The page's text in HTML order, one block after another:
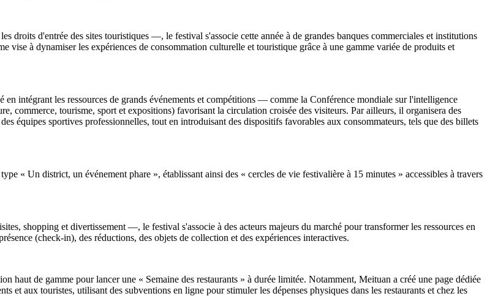
droits d'entrée des sites touristiques —, le festival s'associe cette année à de grandes banques commerciales et institutions
à dynamiser les expériences de consommation culturelle et touristique grâce à une gamme variée de produits et
intégrant les ressources de grands événements et compétitions — comme la Conférence mondiale sur l'intelligence
tourisme, sport et expositions) favorisant la circulation croisée des visiteurs. Par ailleurs, il organisera des
équipes sportives professionnelles, tout en introduisant des dispositifs favorables aux consommateurs, tels que des billets
« Un district, un événement phare », établissant ainsi des « cercles de vie festivalière à 15 minutes » accessibles à travers
shopping et divertissement —, le festival s'associe à des acteurs majeurs du marché pour transformer les ressources en
(check-in), des réductions, des objets de collection et des expériences interactives.
haut de gamme pour lancer une « Semaine des restaurants » à durée limitée. Notamment, Meituan a créé une page dédiée
et aux touristes, utilisant des subventions en ligne pour stimuler les dépenses physiques dans les restaurants et chez les